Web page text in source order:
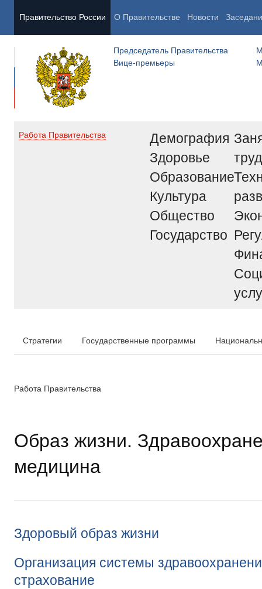
Правительство России О Правительстве Новости
Председатель Правительства
Вице-премьеры
Работа Правительства
Демография
Здоровье
Образование
Культура
Общество
Государство
труд
Стратегии Государственные программы
Работа Правительства
Образ жизни.
медицина
Здоровый образ жизни
Организация системы
страхование